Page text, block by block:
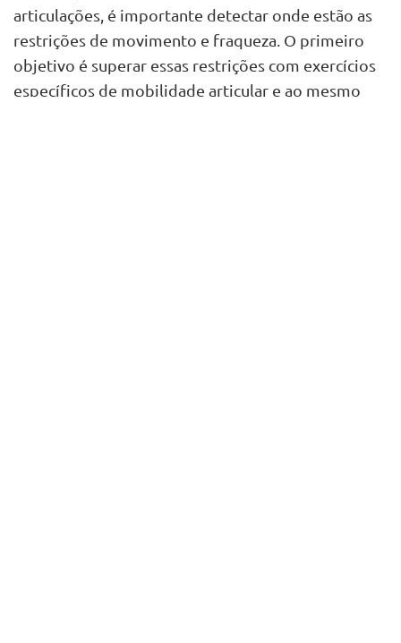
articulações, é importante detectar onde estão as
restrições de movimento e fraqueza. O primeiro
objetivo é superar essas restrições com exercícios
específicos de mobilidade articular e ao mesmo